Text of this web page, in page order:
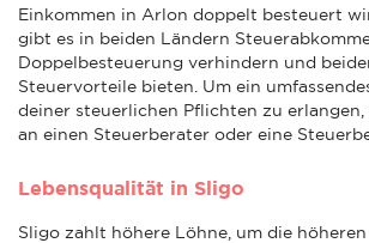
Einkommen in Arlon doppelt besteuert
gibt es in beiden Ländern
Doppelbesteuerung verhindern und
Steuervorteile bieten. Um ein
deiner steuerlichen Pflichten zu
an einen Steuerberater oder eine
Lebensqualität in Sligo
Sligo zahlt höhere Löhne, um die höheren